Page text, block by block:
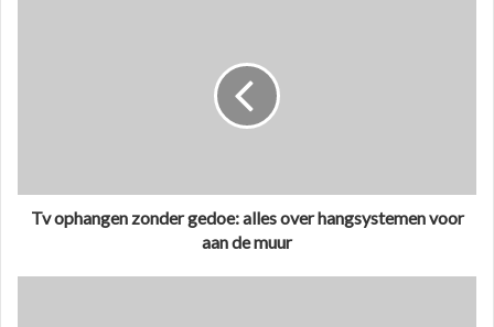
Tv ophangen zonder gedoe: alles over hangsystemen voor
aan de muur